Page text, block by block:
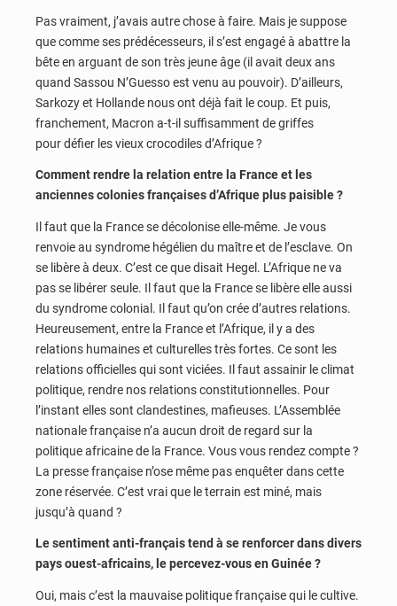
Pas vraiment, j’avais autre chose à faire. Mais je suppose
que comme ses prédécesseurs, il s’est engagé à abattre la
bête en arguant de son très jeune âge (il avait deux ans
quand Sassou N’Guesso est venu au pouvoir). D’ailleurs,
Sarkozy et Hollande nous ont déjà fait le coup. Et puis,
franchement, Macron a-t-il suffisamment de griffes
pour défier les vieux crocodiles d’Afrique ?
Comment rendre la relation entre la France et les
anciennes colonies françaises d’Afrique plus paisible ?
Il faut que la France se décolonise elle-même. Je vous
renvoie au syndrome hégélien du maître et de l’esclave. On
se libère à deux. C’est ce que disait Hegel. L’Afrique ne va
pas se libérer seule. Il faut que la France se libère elle aussi
du syndrome colonial. Il faut qu’on crée d’autres relations.
Heureusement, entre la France et l’Afrique, il y a des
relations humaines et culturelles très fortes. Ce sont les
relations officielles qui sont viciées. Il faut assainir le climat
politique, rendre nos relations constitutionnelles. Pour
l’instant elles sont clandestines, mafieuses. L’Assemblée
nationale française n’a aucun droit de regard sur la
politique africaine de la France. Vous vous rendez compte ?
La presse française n’ose même pas enquêter dans cette
zone réservée. C’est vrai que le terrain est miné, mais
jusqu’à quand ?
Le sentiment anti-français tend à se renforcer dans divers
pays ouest-africains, le percevez-vous en Guinée ?
Oui, mais c’est la mauvaise politique française qui le cultive.